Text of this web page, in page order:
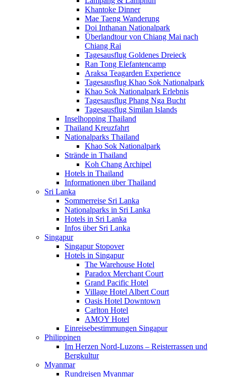
Khantoke Dinner
Mae Taeng Wanderung
Doi Inthanan Nationalpark
Überlandtour von Chiang Mai nach
Chiang Rai
Tagesausflug Goldenes Dreieck
Ran Tong Elefantencamp
Araksa Teagarden Experience
Tagesausflug Khao Sok Nationalpark
Khao Sok Nationalpark Erlebnis
Tagesausflug Phang Nga Bucht
Tagesausflug Similan Islands
Inselhopping Thailand
Thailand Kreuzfahrt
Nationalparks Thailand
Khao Sok Nationalpark
Strände in Thailand
Koh Chang Archipel
Hotels in Thailand
Informationen über Thailand
Sri Lanka
Sommerreise Sri Lanka
Nationalparks in Sri Lanka
Hotels in Sri Lanka
Infos über Sri Lanka
Singapur
Singapur Stopover
Hotels in Singapur
The Warehouse Hotel
Paradox Merchant Court
Grand Pacific Hotel
Village Hotel Albert Court
Oasis Hotel Downtown
Carlton Hotel
AMOY Hotel
Einreisebestimmungen Singapur
Philippinen
Im Herzen Nord-Luzons – Reisterrassen und
Bergkultur
Myanmar
Rundreisen Myanmar